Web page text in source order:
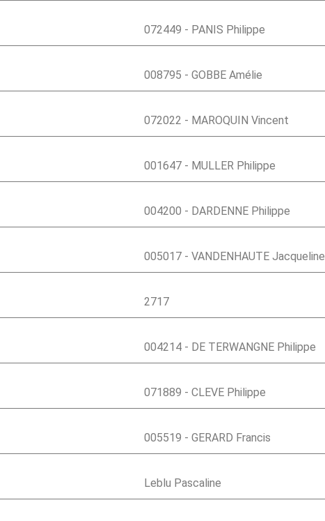
072449 - PANIS Philippe
008795 - GOBBE Amélie
072022 - MAROQUIN Vincent
001647 - MULLER Philippe
004200 - DARDENNE Philippe
005017 - VANDENHAUTE Jacqueline
2717
004214 - DE TERWANGNE Philippe
071889 - CLEVE Philippe
005519 - GERARD Francis
Leblu Pascaline